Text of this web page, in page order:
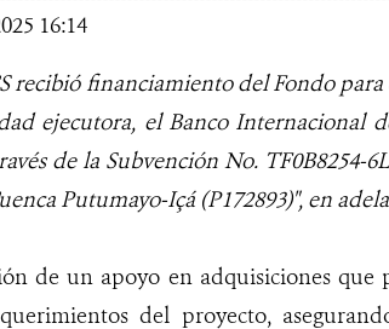
16:14
recibió financiamiento del Fondo
ejecutora, el Banco Internacional
de la Subvención No. TF0B8254-
Putumayo-Içá (P172893)", en
de un apoyo en adquisiciones que
del proyecto,